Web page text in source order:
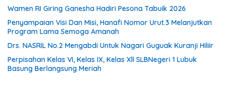
Wamen RI Giring Ganesha Hadiri Pesona Tabuik 2026
Penyampaian Visi Dan Misi, Hanafi Nomor Urut.3 Melanjutkan
Program Lama Semoga Amanah
Drs. NASRIL No.2 Mengabdi Untuk Nagari Guguak Kuranji Hiliir
Perpisahan Kelas VI, Kelas IX, Kelas Xll SLBNegeri 1 Lubuk
Basung Berlangsung Meriah